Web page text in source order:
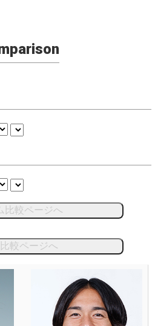
比較ページへ
較ページへ